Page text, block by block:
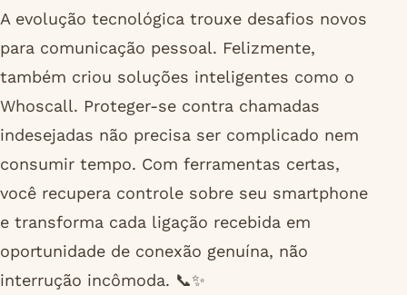
A evolução tecnológica trouxe desafios novos
para comunicação pessoal. Felizmente,
também criou soluções inteligentes como o
Whoscall. Proteger-se contra chamadas
indesejadas não precisa ser complicado nem
consumir tempo. Com ferramentas certas,
você recupera controle sobre seu smartphone
e transforma cada ligação recebida em
oportunidade de conexão genuína, não
interrução incômoda. 📞✨